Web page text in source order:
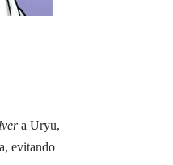
a Uryu,
evitando